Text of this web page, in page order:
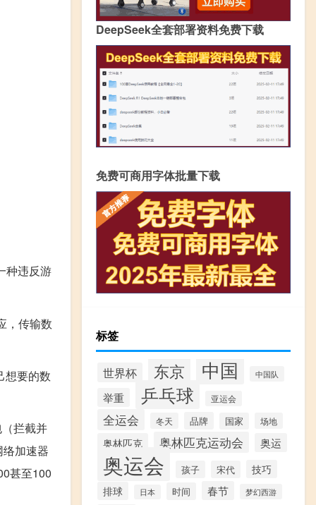
种违反游
，传输数
想要的数
拦截并
加速器
甚至100
DeepSeek全套部署资料免费下载
免费可商用字体批量下载
标签
世界杯 东京 中国 中国队
举重 乒乓球 亚运会
全运会 冬天 品牌 国家 场地
奥林匹克 奥林匹克运动会 奥运
奥运会 孩子 宋代
技巧
排球
日本 时间 春节 梦幻西游